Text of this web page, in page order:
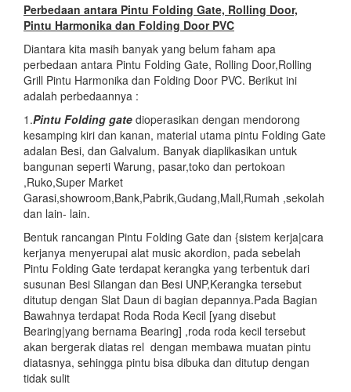
Perbedaan antara Pintu Folding Gate, Rolling Door,
Pintu Harmonika dan Folding Door PVC
Diantara kita masih banyak yang belum faham apa
perbedaan antara Pintu Folding Gate, Rolling Door,Rolling
Grill Pintu Harmonika dan Folding Door PVC. Berikut ini
adalah perbedaannya :
1.Pintu Folding gate dioperasikan dengan mendorong
kesamping kiri dan kanan, material utama pintu Folding Gate
adalan Besi, dan Galvalum. Banyak diaplikasikan untuk
bangunan seperti Warung, pasar,toko dan pertokoan
,Ruko,Super Market
Garasi,showroom,Bank,Pabrik,Gudang,Mall,Rumah ,sekolah
dan lain- lain.
Bentuk rancangan Pintu Folding Gate dan {sistem kerja|cara
kerjanya menyerupai alat music akordion, pada sebelah
Pintu Folding Gate terdapat kerangka yang terbentuk dari
susunan Besi Silangan dan Besi UNP,Kerangka tersebut
ditutup dengan Slat Daun di bagian depannya.Pada Bagian
Bawahnya terdapat Roda Roda Kecil [yang disebut
Bearing|yang bernama Bearing] ,roda roda kecil tersebut
akan bergerak diatas rel dengan membawa muatan pintu
diatasnya, sehingga pintu bisa dibuka dan ditutup dengan
tidak sulit